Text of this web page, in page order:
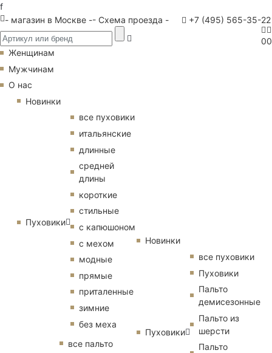
f
- магазин в Москве -- Схема проезда - +7 (495) 565-35-22
00
Женщинам
Мужчинам
О нас
Новинки
Пуховики
все пуховики
итальянские
длинные
средней
длины
короткие
стильные
с капюшоном
с мехом
модные
прямые
приталенные
зимние
без меха
все пальто
Новинки
Пуховики
все пуховики
Пуховики
Пальто
демисезонные
Пальто из
шерсти
Пальто